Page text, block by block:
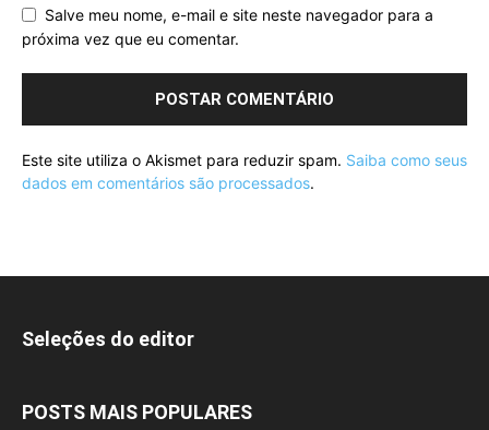
Salve meu nome, e-mail e site neste navegador para a
próxima vez que eu comentar.
Este site utiliza o Akismet para reduzir spam. Saiba como seus
dados em comentários são processados.
Seleções do editor
POSTS MAIS POPULARES